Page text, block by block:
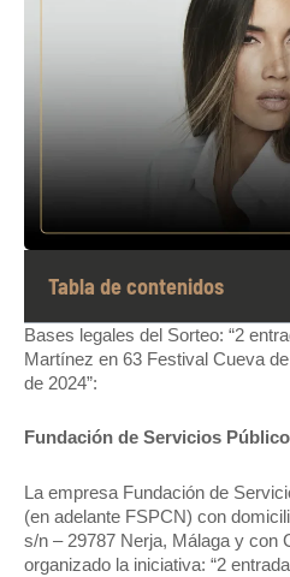
Tabla de contenidos
Bases legales del Sorteo: “2
Martínez en 63 Festival Cueva
de 2024”:
Fundación de Servicios
La empresa Fundación de
(en adelante FSPCN) con
s/n – 29787 Nerja, Málaga y con
organizado la iniciativa: “2